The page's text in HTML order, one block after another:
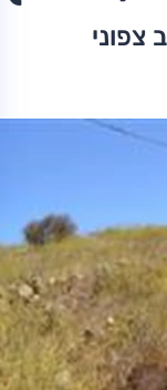
צפוני